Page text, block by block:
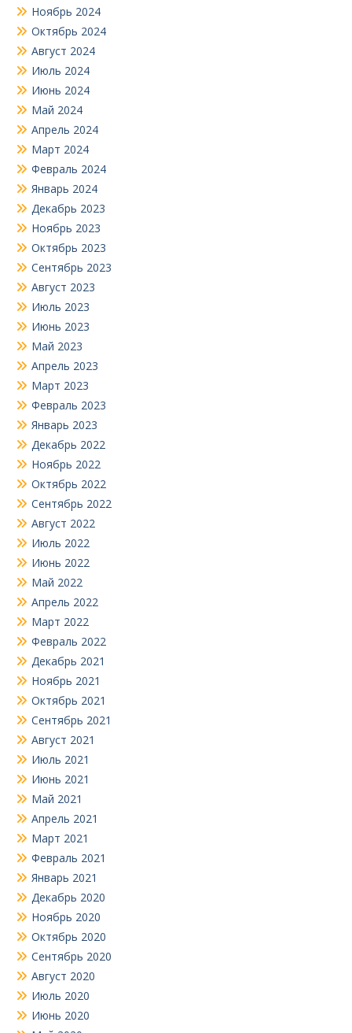
Ноябрь 2024
Октябрь 2024
Август 2024
Июль 2024
Июнь 2024
Май 2024
Апрель 2024
Март 2024
Февраль 2024
Январь 2024
Декабрь 2023
Ноябрь 2023
Октябрь 2023
Сентябрь 2023
Август 2023
Июль 2023
Июнь 2023
Май 2023
Апрель 2023
Март 2023
Февраль 2023
Январь 2023
Декабрь 2022
Ноябрь 2022
Октябрь 2022
Сентябрь 2022
Август 2022
Июль 2022
Июнь 2022
Май 2022
Апрель 2022
Март 2022
Февраль 2022
Декабрь 2021
Ноябрь 2021
Октябрь 2021
Сентябрь 2021
Август 2021
Июль 2021
Июнь 2021
Май 2021
Апрель 2021
Март 2021
Февраль 2021
Январь 2021
Декабрь 2020
Ноябрь 2020
Октябрь 2020
Сентябрь 2020
Август 2020
Июль 2020
Июнь 2020